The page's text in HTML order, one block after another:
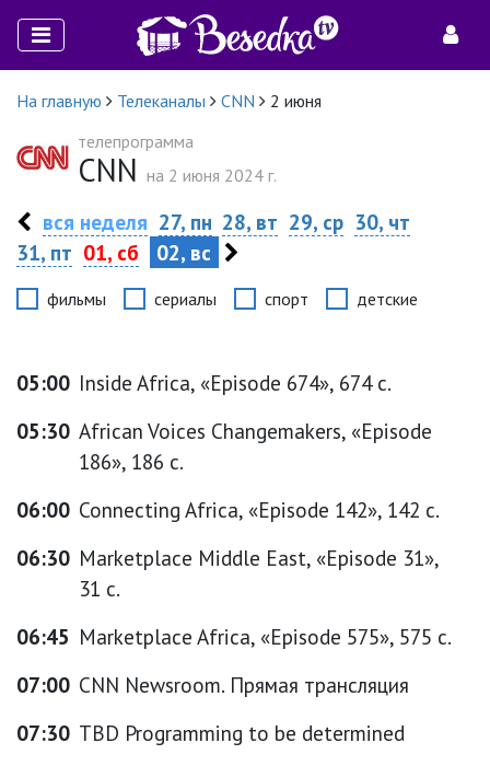
На главную Телеканалы CNN
2 июня
телепрограмма
CNN на 2 июня 2024 г.
вся неделя 27, пн 28, вт 29, ср 30, чт
31, пт 01, сб 02, вс
фильмы сериалы спорт детские
05:00 Inside Africa, «Episode 674», 674 с.
05:30 African Voices Changemakers, «Episode
186», 186 с.
06:00 Connecting Africa, «Episode 142», 142 с.
06:30 Marketplace Middle East, «Episode 31»,
31 с.
06:45 Marketplace Africa, «Episode 575», 575 с.
07:00 CNN Newsroom. Прямая трансляция
07:30 TBD Programming to be determined